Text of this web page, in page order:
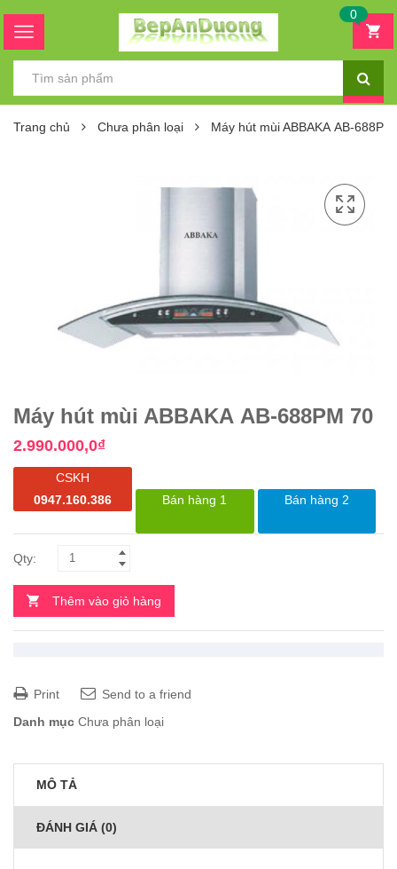
0
Trang chủ Chưa phân loại Máy hút mùi ABBAKA AB-
Máy hút mùi ABBAKA AB-688PM 70
2.990.000,0₫
CSKH
0947.160.386
Bán hàng 1 Bán hàng 2
Thêm vào giỏ hàng
Print
Send to a friend
Danh mục Chưa phân loại
MÔ TẢ
ĐÁNH GIÁ (0)